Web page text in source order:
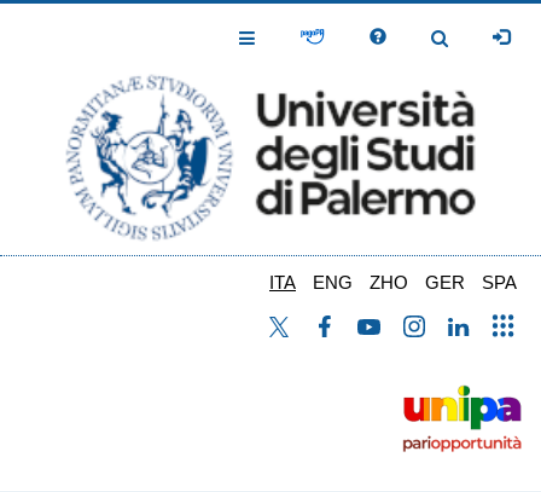
Toggle
Toggle
ITA ENG ZHO GER SPA